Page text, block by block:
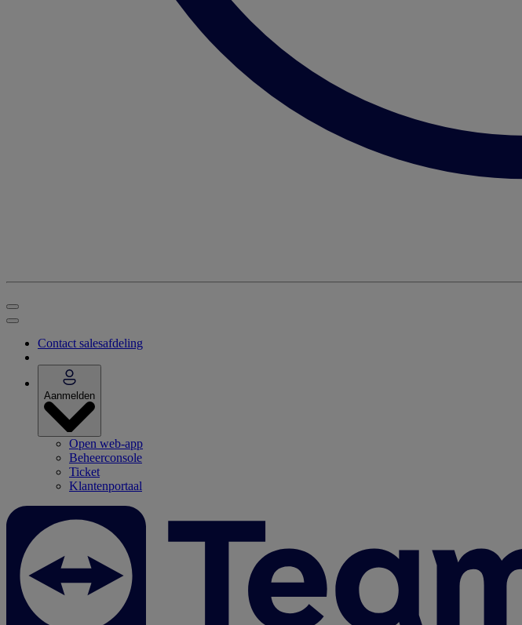
Contact salesafdeling
Aanmelden
Open web-app
Beheerconsole
Ticket
Klantenportaal